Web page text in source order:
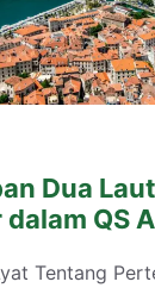
Dua
QS
Tentang